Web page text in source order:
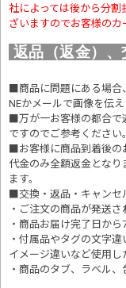
社によっては後から分
ざいますのでお客様の
返品（返金）
■商品に問題にある場
NEかメールで画像を伝
■万が一お客様の都合
ですのでご参考ください
■お客様に商品到着後
代金のみ全額返金とな
ます。
■交換・返品・キャン
・ご注文の商品が発送さ
・商品お届け完了日から
・付属品やタグの文字
イメージ違いなど使用し
・商品のタブ、ラベル